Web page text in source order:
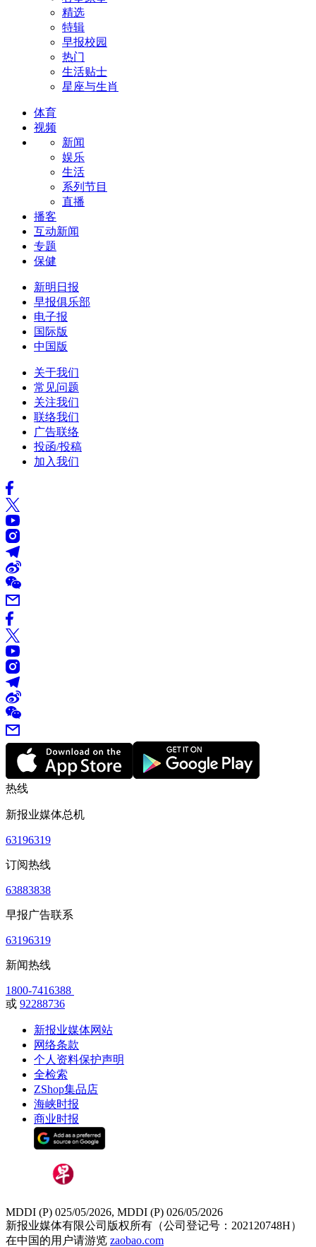
精选
特辑
早报校园
热门
生活贴士
星座与生肖
体育
视频
新闻
娱乐
生活
系列节目
直播
播客
互动新闻
专题
保健
新明日报
早报俱乐部
电子报
国际版
中国版
关于我们
常见问题
关注我们
联络我们
广告联络
投函/投稿
加入我们
热线
新报业媒体总机
63196319
订阅热线
63883838
早报广告联系
63196319
新闻热线
1800-7416388
或 92288736
新报业媒体网站
网络条款
个人资料保护声明
全检索
ZShop集品店
海峡时报
商业时报
MDDI (P) 025/05/2026, MDDI (P) 026/05/2026
新报业媒体有限公司版权所有（公司登记号：202120748H）
在中国的用户请游览 zaobao.com